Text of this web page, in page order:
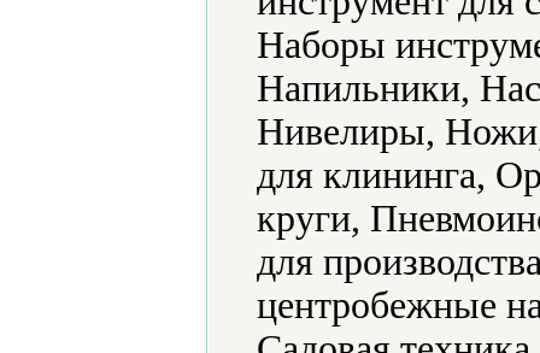
Наборы
Напильники,
Нивелиры,
для клининга,
круги,
для
центробежные